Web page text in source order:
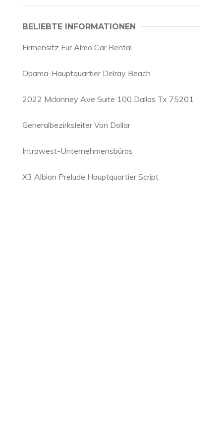
BELIEBTE INFORMATIONEN
Firmensitz Für Almo Car Rental
Obama-Hauptquartier Delray Beach
2022 Mckinney Ave Suite 100 Dallas Tx 75201
Generalbezirksleiter Von Dollar
Intrawest-Unternehmensbüros
X3 Albion Prelude Hauptquartier Script